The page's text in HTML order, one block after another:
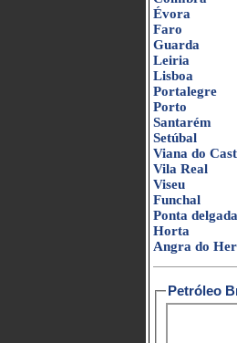
Évora
Faro
Guarda
Leiria
Lisboa
Portalegre
Porto
Santarém
Setúbal
Viana do
Vila Real
Viseu
Funchal
Ponta delgada
Horta
Angra do
Petróleo